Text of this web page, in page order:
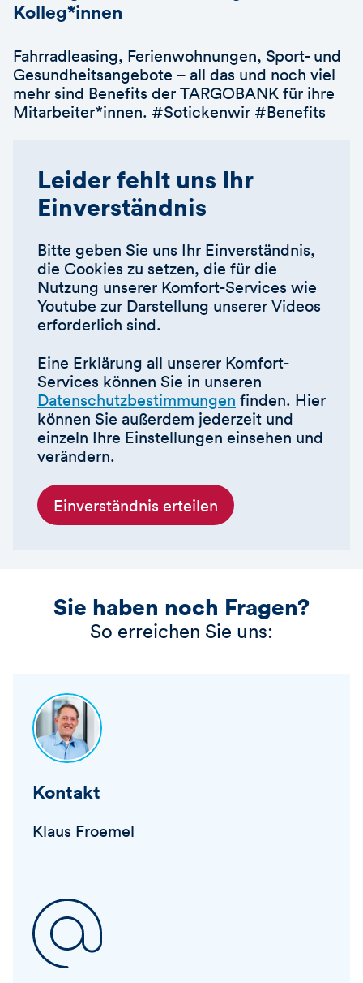
Kolleg*innen
Fahrradleasing, Ferienwohnungen, Sport- und
Gesundheitsangebote – all das und noch viel
mehr sind Benefits der TARGOBANK für ihre
Mitarbeiter*innen. #Sotickenwir #Benefits
Leider fehlt uns Ihr
Einverständnis
Bitte geben Sie uns Ihr Einverständnis,
die Cookies zu setzen, die für die
Nutzung unserer Komfort-Services wie
Youtube zur Darstellung unserer Videos
erforderlich sind.
Eine Erklärung all unserer Komfort-
Services können Sie in unseren
Datenschutzbestimmungen finden. Hier
können Sie außerdem jederzeit und
einzeln Ihre Einstellungen einsehen und
verändern.
Einverständnis erteilen
Sie haben noch Fragen?
So erreichen Sie uns:
Kontakt
Klaus Froemel